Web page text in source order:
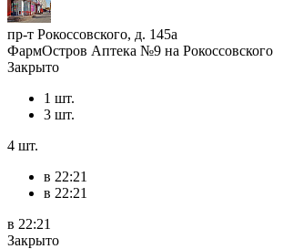
пр-т Рокоссовского, д. 145а
ФармОстров Аптека №9 на Рокоссовского
Закрыто
1 шт.
3 шт.
4 шт.
в 22:21
в 22:21
в 22:21
Закрыто